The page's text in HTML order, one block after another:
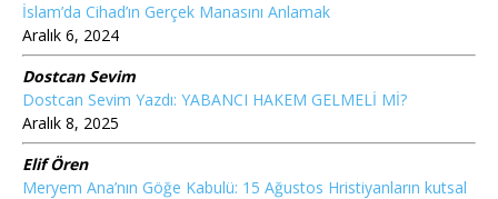
İslam’da Cihad’ın Gerçek Manasını Anlamak
Aralık 6, 2024
Dostcan Sevim
Dostcan Sevim Yazdı: YABANCI HAKEM GELMELİ Mİ?
Aralık 8, 2025
Elif Ören
Meryem Ana’nın Göğe Kabulü: 15 Ağustos Hristiyanların kutsal